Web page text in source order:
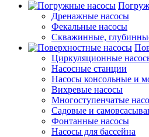
Дренажные насосы
Фекальные насосы
Скважинные,
Циркуляционные
Насосные станции
Насосы консольные и
Вихревые насосы
Многоступенчатые
Садовые и
Фонтанные насосы
Насосы для бассейна